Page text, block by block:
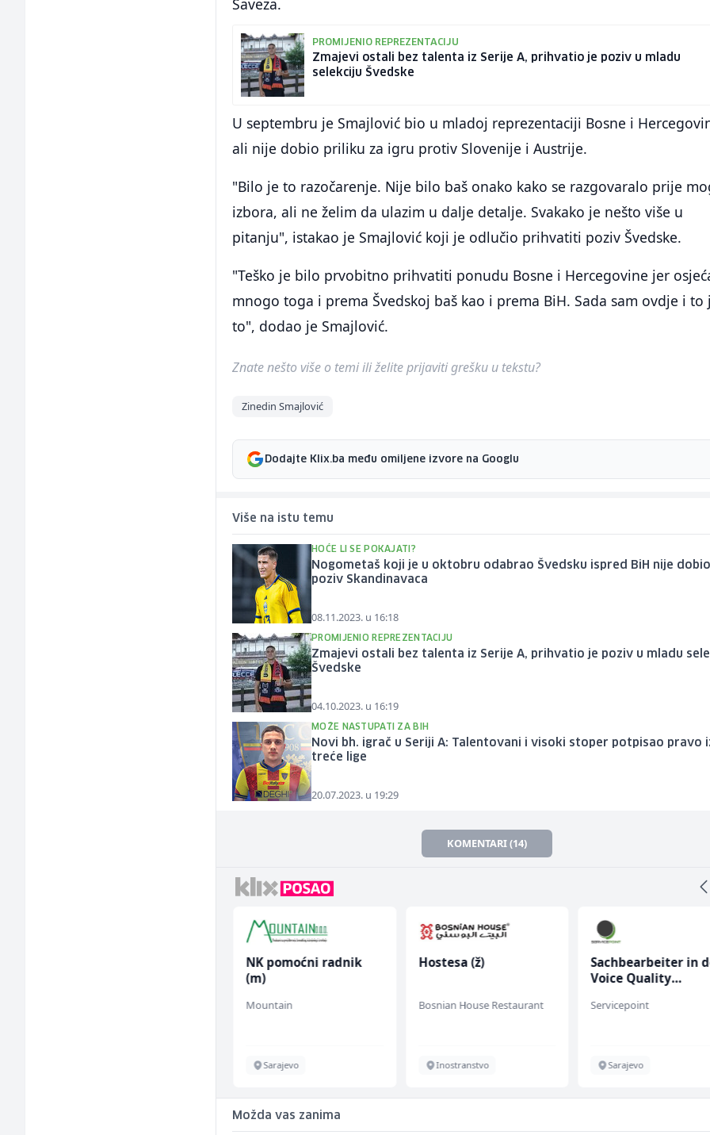
Saveza.
PROMIJENIO REPREZENTACIJU
Zmajevi ostali bez talenta iz Serije A, prihvatio je poziv u mladu
selekciju Švedske
U septembru je Smajlović bio u mladoj reprezentaciji Bosne i
ali nije dobio priliku za igru protiv Slovenije i Austrije.
"Bilo je to razočarenje. Nije bilo baš onako kako se razgovaralo prije
izbora, ali ne želim da ulazim u dalje detalje. Svakako je nešto više u
pitanju", istakao je Smajlović koji je odlučio prihvatiti poziv Švedske.
"Teško je bilo prvobitno prihvatiti ponudu Bosne i Hercegovine jer
mnogo toga i prema Švedskoj baš kao i prema BiH. Sada sam ovdje i to
to", dodao je Smajlović.
Znate nešto više o temi ili želite prijaviti grešku u tekstu?
Zinedin Smajlović
Dodajte Klix.ba među omiljene izvore na Googlu
Više na istu temu
HOĆE LI SE POKAJATI?
Nogometaš koji je u oktobru odabrao Švedsku ispred BiH nije dobio
poziv Skandinavaca
08.11.2023. u 16:18
PROMIJENIO REPREZENTACIJU
Zmajevi ostali bez talenta iz Serije A, prihvatio je poziv u mladu
Švedske
04.10.2023. u 16:19
MOŽE NASTUPATI ZA BIH
Novi bh. igrač u Seriji A: Talentovani i visoki stoper potpisao pravo
treće lige
20.07.2023. u 19:29
KOMENTARI (14)
NK pomoćni radnik
(m)
Mountain
Sarajevo
Hostesa (ž)
Bosnian House Restaurant
Inostranstvo
Sachbearbeiter in
Voice Quality
Servicepoint
Sarajevo
Možda vas zanima